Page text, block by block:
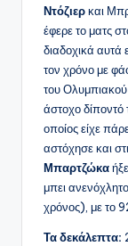
Ντόζιερκαι
έφερε το ματς
διαδοχικά αυτά
τον χρόνο με
του
άστοχο δίποντό
οποίος είχε
αστόχησε και
Μπαρτζώκα
μπει
χρόνος), με το
Τα δεκάλεπτα: